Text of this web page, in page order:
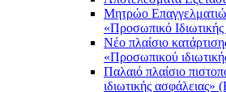
Μητρώο
«Προσωπικό
Νέο πλαίσιο
«Προσωπικού
Παλαιό πλαίσιο
ιδιωτικής